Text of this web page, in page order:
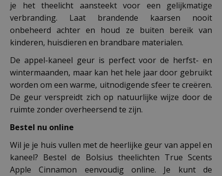
je het theelicht aansteekt voor een gelijkmatige
verbranding. Laat brandende kaarsen nooit
onbeheerd achter en houd ze buiten bereik van
kinderen, huisdieren en brandbare materialen.
De appel-kaneel geur is perfect voor de herfst- en
wintermaanden, maar kan het hele jaar door gebruikt
worden om een warme, uitnodigende sfeer te creëren.
De geur verspreidt zich op natuurlijke wijze door de
ruimte zonder overheersend te zijn.
Bestel nu online
Wil je je huis vullen met de heerlijke geur van appel en
kaneel? Bestel de Bolsius theelichten True Scents
Apple Cinnamon eenvoudig online. Je kunt de